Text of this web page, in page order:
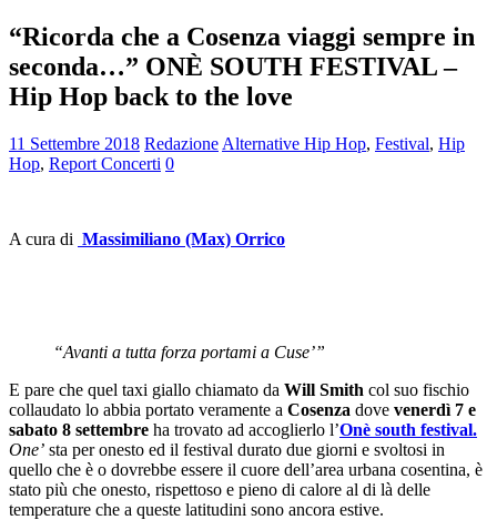
“Ricorda che a Cosenza viaggi sempre in
seconda…” ONÈ SOUTH FESTIVAL –
Hip Hop back to the love
11 Settembre 2018 Redazione Alternative Hip Hop, Festival, Hip
Hop, Report Concerti 0
A cura di Massimiliano (Max) Orrico
“Avanti a tutta forza portami a Cuse’”
E pare che quel taxi giallo chiamato da Will Smith col suo fischio
collaudato lo abbia portato veramente a Cosenza dove venerdì 7 e
sabato 8 settembre ha trovato ad accoglierlo l’Onè south festival.
One’ sta per onesto ed il festival durato due giorni e svoltosi in
quello che è o dovrebbe essere il cuore dell’area urbana cosentina, è
stato più che onesto, rispettoso e pieno di calore al di là delle
temperature che a queste latitudini sono ancora estive.